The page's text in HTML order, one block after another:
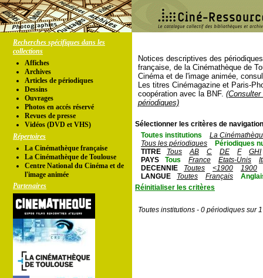
Recherches spécifiques dans les
collections
Affiches
Archives
Articles de périodiques
Dessins
Ouvrages
Photos en accés réservé
Revues de presse
Vidéos (DVD et VHS)
Répertoires
La Cinémathèque française
La Cinémathèque de Toulouse
Centre National du Cinéma et de
l'image animée
Partenaires
Notices descriptives des
française, de la Cinémathèque de
Cinéma et de l'image animée,
Les titres Cinémagazine et Paris-
coopération avec la BNF.
périodiques)
Sélectionner les critères de
Toutes institutions
La
Tous les périodiques
Périodiques
TITRE
Tous AB C DE F
GHI
PAYS
Tous France Etats-Unis
DECENNIE
Toutes <1900
1900
LANGUE
Toutes Français
Réinitialiser les critères
Toutes institutions - 0 périodiques sur